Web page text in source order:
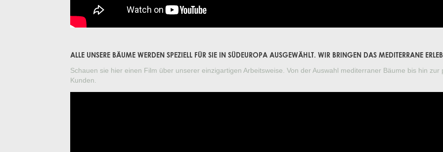
ALLE UNSERE BÄUME WERDEN SPEZIELL FÜR SIE IN SÜDEUROPA AUSGEWÄHLT. WIR BRINGEN DAS MEDITERRANE
Schauen sie hier einen Film über unserer einzigartigen Arbeitsweise. Von der Auswahl mediterraner Bäume bis hin
Kunden.